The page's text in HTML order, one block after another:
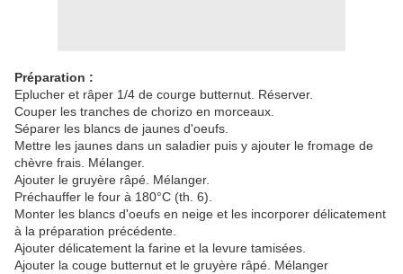
Préparation :
Eplucher et râper 1/4 de courge butternut. Réserver.
Couper les tranches de chorizo en morceaux.
Séparer les blancs de jaunes d'oeufs.
Mettre les jaunes dans un saladier puis y ajouter le fromage de
chèvre frais. Mélanger.
Ajouter le gruyère râpé. Mélanger.
Préchauffer le four à 180°C (th. 6).
Monter les blancs d'oeufs en neige et les incorporer délicatement
à la préparation précédente.
Ajouter délicatement la farine et la levure tamisées.
Ajouter la couge butternut et le gruyère râpé. Mélanger